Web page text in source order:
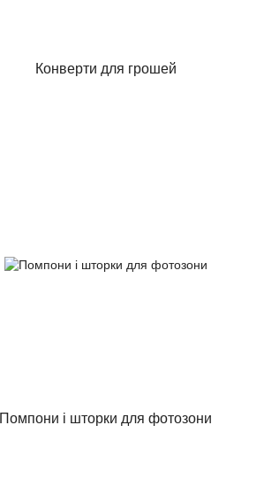
Конверти для грошей
Помпони і шторки для фотозони